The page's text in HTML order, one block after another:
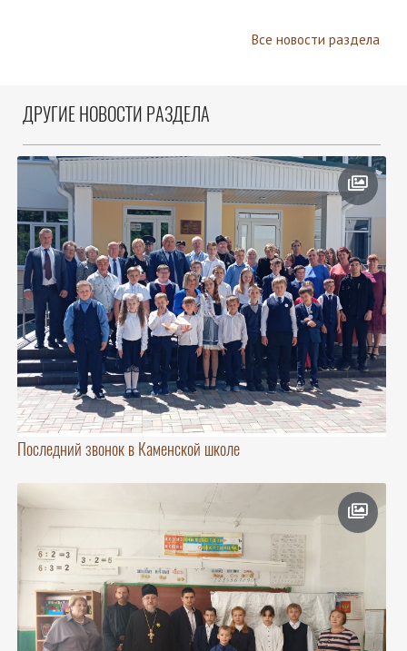
Все новости раздела
ДРУГИЕ НОВОСТИ РАЗДЕЛА
Последний звонок в Каменской школе